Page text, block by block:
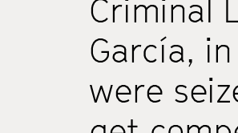
Criminal
García,
were